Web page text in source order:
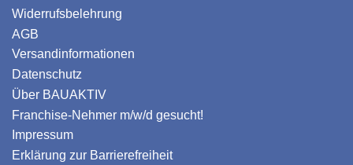
Widerrufsbelehrung
AGB
Versandinformationen
Datenschutz
Über BAUAKTIV
Franchise-Nehmer m/w/d gesucht!
Impressum
Erklärung zur Barrierefreiheit